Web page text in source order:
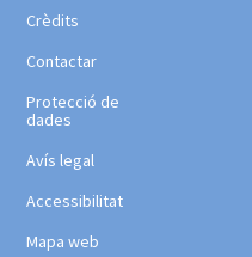
Crèdits
Contactar
Protecció de
dades
Avís legal
Accessibilitat
Mapa web